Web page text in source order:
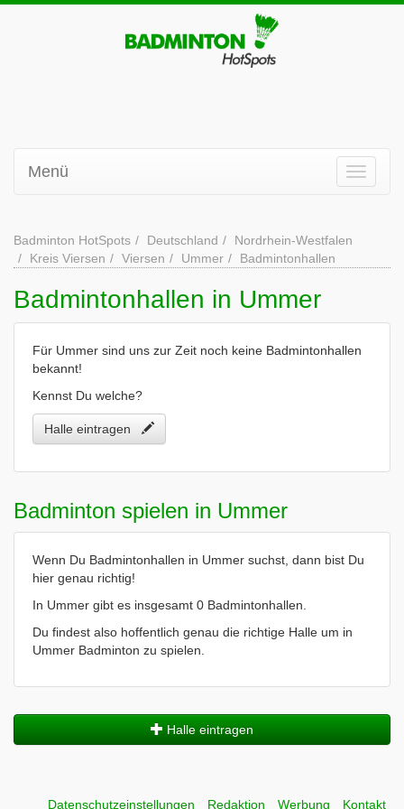
Menü
Badminton HotSpots Deutschland
Nordrhein-Westfalen
Kreis Viersen
Viersen Ummer Badmintonhallen
Badmintonhallen in Ummer
Für Ummer sind uns zur Zeit noch keine Badmintonhallen
bekannt!
Kennst Du welche?
Halle eintragen
Badminton spielen in Ummer
Wenn Du Badmintonhallen in Ummer suchst, dann bist Du
hier genau richtig!
In Ummer gibt es insgesamt 0 Badmintonhallen.
Du findest also hoffentlich genau die richtige Halle um in
Ummer Badminton zu spielen.
Halle eintragen
Datenschutzeinstellungen Redaktion Werbung Kontakt